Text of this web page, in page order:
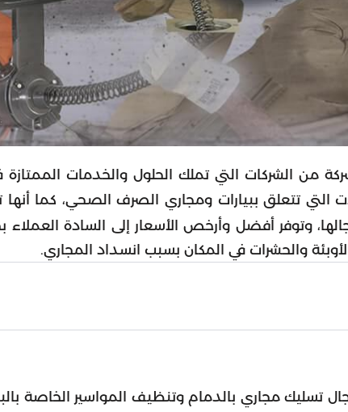
من الشركات التي تملك الحلول والخدمات
تتعلق ببيارات ومجاري الصرف الصحي، كما أنها
وتوفر أفضل وأرخص الأسعار إلى السادة العملاء
والحشرات في المكان بسبب انسداد المجاري.
تسليك مجاري بالدمام وتنظيف المواسير الخاصة